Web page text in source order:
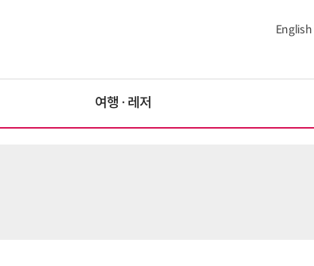
English
여행·레저